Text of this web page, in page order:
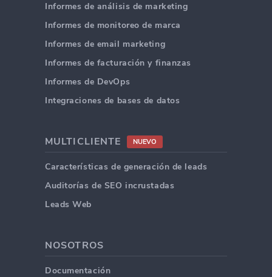
Informes de análisis de marketing
Informes de monitoreo de marca
Informes de email marketing
Informes de facturación y finanzas
Informes de DevOps
Integraciones de bases de datos
MULTICLIENTE NUEVO
Características de generación de leads
Auditorías de SEO incrustadas
Leads Web
NOSOTROS
Documentación